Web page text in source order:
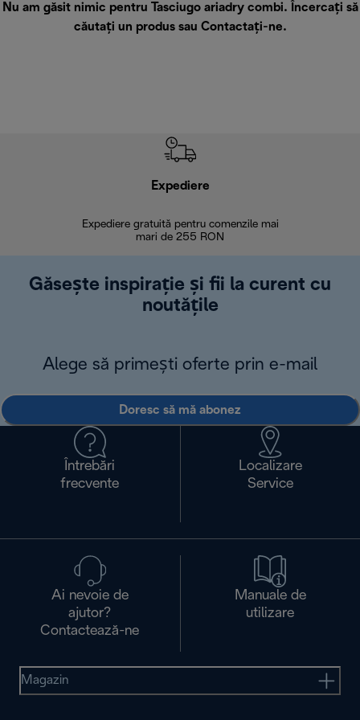
Nu am găsit nimic pentru Tasciugo ariadry combi. Încercați să
căutați un produs sau Contactați-ne.
Expediere
Expediere gratuită pentru comenzile mai
mari de 255 RON
Găsește inspirație și fii la curent cu
noutățile
Alege să primești oferte prin e-mail
Doresc să mă abonez
Întrebări
frecvente
Localizare
Service
Ai nevoie de
ajutor?
Contactează-ne
Manuale de
utilizare
Magazin